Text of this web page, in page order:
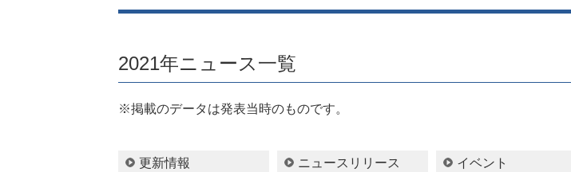
2021年ニュース一覧
※掲載のデータは発表当時のものです。
更新情報 ニュースリリース イベント